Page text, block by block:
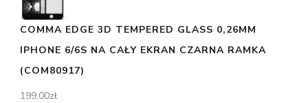
COMMA EDGE 3D TEMPERED GLASS 0,26MM
IPHONE 6/6S NA CAŁY EKRAN CZARNA RAMKA
(COM80917)
199,00zł